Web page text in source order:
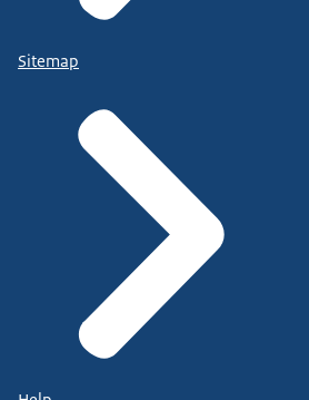
Sitemap